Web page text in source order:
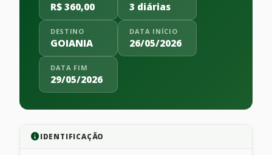
R$ 360,00 3 diárias
DESTINO
GOIANIA
DATA INÍCIO
26/05/2026
DATA FIM
29/05/2026
IDENTIFICAÇÃO